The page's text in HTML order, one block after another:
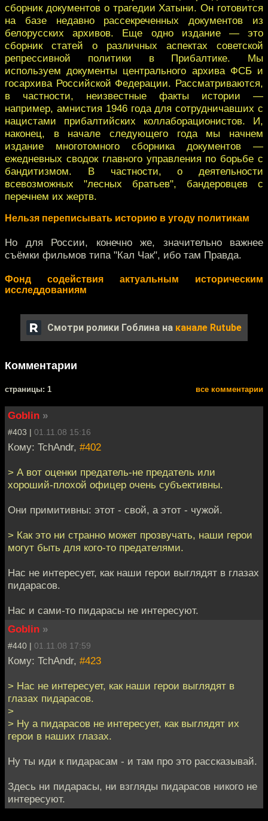
сборник документов о трагедии Хатыни. Он готовится
на базе недавно рассекреченных документов из
белорусских архивов. Еще одно издание — это
сборник статей о различных аспектах советской
репрессивной политики в Прибалтике. Мы
используем документы центрального архива ФСБ и
госархива Российской Федерации. Рассматриваются,
в частности, неизвестные факты истории —
например, амнистия 1946 года для сотрудничавших с
нацистами прибалтийских коллаборационистов. И,
наконец, в начале следующего года мы начнем
издание многотомного сборника документов —
ежедневных сводок главного управления по борьбе с
бандитизмом. В частности, о деятельности
всевозможных "лесных братьев", бандеровцев с
перечнем их жертв.
Нельзя переписывать историю в угоду политикам
Но для России, конечно же, значительно важнее
съёмки фильмов типа "Кал Чак", ибо там Правда.
Фонд содействия актуальным историческим
исследдованиям
Смотри ролики Гоблина на канале Rutube
Комментарии
cтраницы: 1 все комментарии
Goblin »
#403 | 01.11.08 15:16
Кому: TchAndr, #402
> А вот оценки предатель-не предатель или
хороший-плохой офицер очень субъективны.
Они примитивны: этот - свой, а этот - чужой.
> Как это ни странно может прозвучать, наши герои
могут быть для кого-то предателями.
Нас не интересует, как наши герои выглядят в глазах
пидарасов.
Нас и сами-то пидарасы не интересуют.
Goblin »
#440 | 01.11.08 17:59
Кому: TchAndr, #423
> Нас не интересует, как наши герои выглядят в
глазах пидарасов.
>
> Ну а пидарасов не интересует, как выглядят их
герои в наших глазах.
Ну ты иди к пидарасам - и там про это рассказывай.
Здесь ни пидарасы, ни взгляды пидарасов никого не
интересуют.